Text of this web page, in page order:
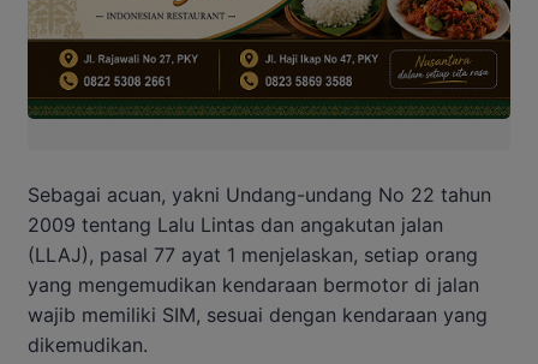
Sebagai acuan, yakni Undang-undang No 22 tahun
2009 tentang Lalu Lintas dan angakutan jalan
(LLAJ), pasal 77 ayat 1 menjelaskan, setiap orang
yang mengemudikan kendaraan bermotor di jalan
wajib memiliki SIM, sesuai dengan kendaraan yang
dikemudikan.